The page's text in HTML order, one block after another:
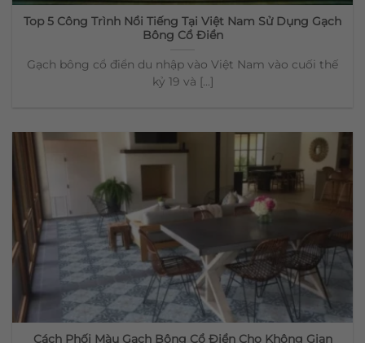
Top 5 Công Trình Nổi Tiếng Tại Việt Nam Sử Dụng Gạch
Bông Cổ Điển
Gạch bông cổ điển du nhập vào Việt Nam vào cuối thế
kỷ 19 và [...]
Cách Phối Màu Gạch Bông Cổ Điển Cho Không Gian